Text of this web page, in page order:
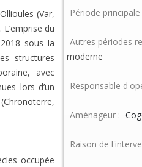
(Var,
du
sous la
structures
avec
lors d’un
occupée
Période
Autres périodes
moderne
Responsable
Aménageur :
Raison de